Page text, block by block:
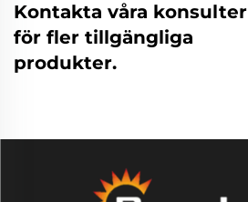
Kontakta våra konsulter
för fler tillgängliga
produkter.